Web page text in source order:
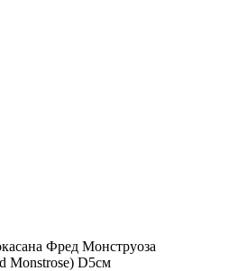
Фред Монструоза
Monstrose) D5см